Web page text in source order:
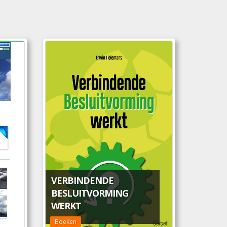
VERBINDENDE
BESLUITVORMING
WERKT
Boeken